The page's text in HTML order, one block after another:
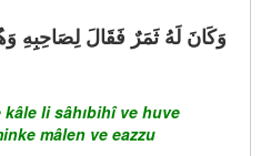
kâle li sâhıbihî ve huve
mâlen ve eazzu